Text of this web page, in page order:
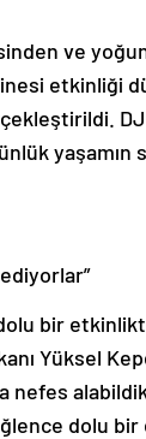
ve
etkinliği
bir
Yüksel
nefes
dolu